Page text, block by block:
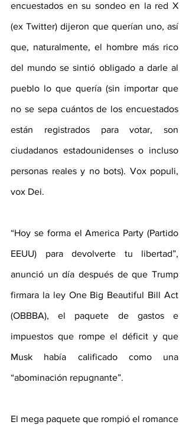
encuestados en su sondeo en la red X
(ex Twitter) dijeron que querían uno, así
que, naturalmente, el hombre más rico
del mundo se sintió obligado a darle al
pueblo lo que quería (sin importar que
no se sepa cuántos de los encuestados
están registrados para votar, son
ciudadanos estadounidenses o incluso
personas reales y no bots). Vox populi,
vox Dei.
“Hoy se forma el America Party (Partido
EEUU) para devolverte tu libertad”,
anunció un día después de que Trump
firmara la ley One Big Beautiful Bill Act
(OBBBA), el paquete de gastos e
impuestos que rompe el déficit y que
Musk había calificado como una
“abominación repugnante”.
El mega paquete que rompió el romance